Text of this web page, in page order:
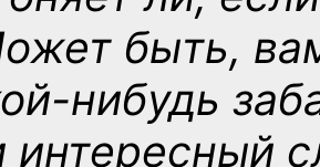
быть,
нибудь
интересный